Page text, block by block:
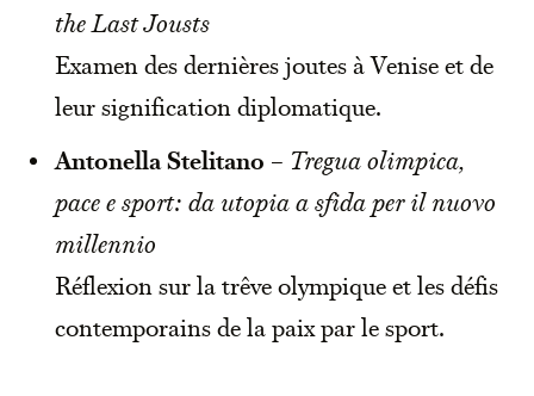
the Last Jousts
Examen des dernières joutes à Venise et de
leur signification diplomatique.
Antonella Stelitano – Tregua olimpica,
pace e sport: da utopia a sfida per il nuovo
millennio
Réflexion sur la trêve olympique et les défis
contemporains de la paix par le sport.